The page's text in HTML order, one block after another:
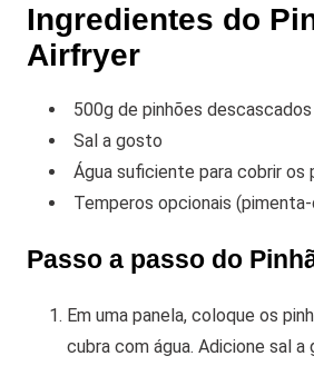
Ingredientes do
Airfryer
500g de pinhões descascados
Sal a gosto
Água suficiente para cobrir os
Temperos opcionais
Passo a passo do
Em uma panela, coloque os
cubra com água. Adicione sal a